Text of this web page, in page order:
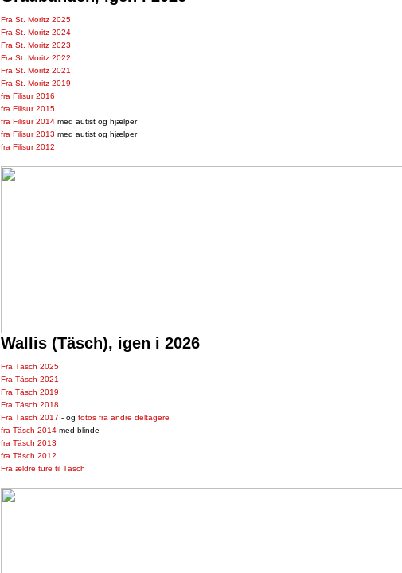
Fra St. Moritz 2025
Fra St. Moritz 2024
Fra St. Moritz 2023
Fra St. Moritz 2022
Fra St. Moritz 2021
Fra St. Moritz 2019
fra Filisur 2016
fra Filisur 2015
fra Filisur 2014 med autist og hjælper
fra Filisur 2013 med autist og hjælper
fra Filisur 2012
Wallis (Täsch), igen i 2026
Fra Täsch 2025
Fra Täsch 2021
Fra Täsch 2019
Fra Täsch 2018
Fra Täsch 2017 - og fotos fra andre deltagere
fra Täsch 2014 med blinde
fra Täsch 2013
fra Täsch 2012
Fra ældre ture til Täsch